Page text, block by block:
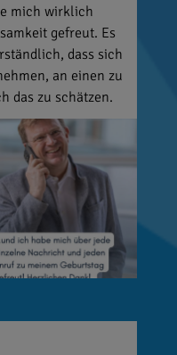
mich wirklich
gefreut. Es
dass sich
an einen zu
das zu schätzen.